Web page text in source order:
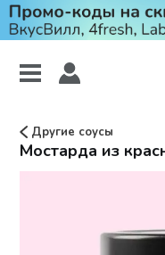
Другие соусы
Мостарда из